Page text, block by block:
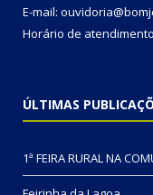
E-mail:
Horário de
ÚLTIMAS
1ª FEIRA RURAL NA